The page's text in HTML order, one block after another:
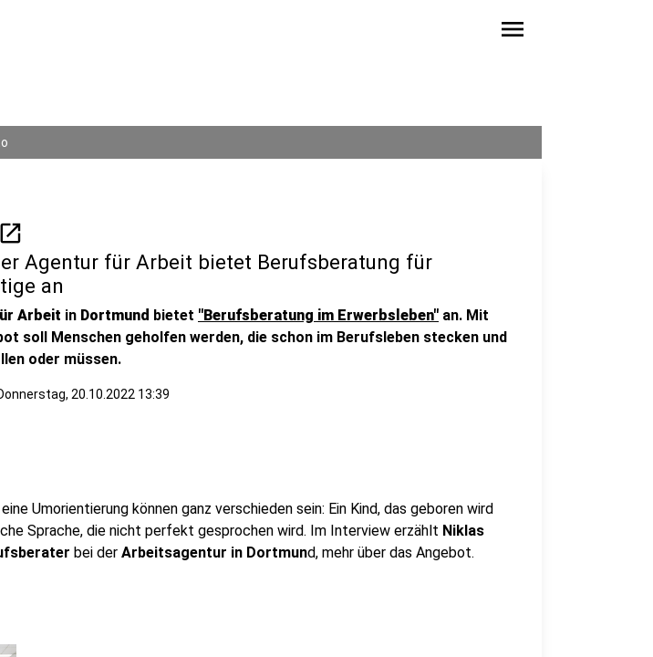
menu
open_in_new
Agentur für Arbeit bietet Berufsberatung für
an
Arbeit in Dortmund bietet "Berufsberatung im Erwerbsleben" an. Mit
soll Menschen geholfen werden, die schon im Berufsleben stecken und
oder müssen.
20.10.2022 13:39
Umorientierung können ganz verschieden sein: Ein Kind, das geboren wird
Sprache, die nicht perfekt gesprochen wird. Im Interview erzählt Niklas
bei der Arbeitsagentur in Dortmund, mehr über das Angebot.